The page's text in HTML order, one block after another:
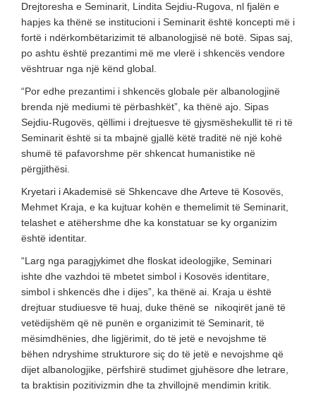
Drejtoresha e Seminarit, Lindita Sejdiu-Rugova, nl fjalën e
hapjes ka thënë se institucioni i Seminarit është koncepti më i
fortë i ndërkombëtarizimit të albanologjisë në botë. Sipas saj,
po ashtu është prezantimi më me vlerë i shkencës vendore
vështruar nga një kënd global.
“Por edhe prezantimi i shkencës globale për albanologjinë
brenda një mediumi të përbashkët”, ka thënë ajo. Sipas
Sejdiu-Rugovës, qëllimi i drejtuesve të gjysmëshekullit të ri të
Seminarit është si ta mbajnë gjallë këtë traditë në një kohë
shumë të pafavorshme për shkencat humanistike në
përgjithësi.
Kryetari i Akademisë së Shkencave dhe Arteve të Kosovës,
Mehmet Kraja, e ka kujtuar kohën e themelimit të Seminarit,
telashet e atëhershme dhe ka konstatuar se ky organizim
është identitar.
“Larg nga paragjykimet dhe floskat ideologjike, Seminari
ishte dhe vazhdoi të mbetet simbol i Kosovës identitare,
simbol i shkencës dhe i dijes”, ka thënë ai. Kraja u është
drejtuar studiuesve të huaj, duke thënë se nikoqirët janë të
vetëdijshëm që në punën e organizimit të Seminarit, të
mësimdhënies, dhe ligjërimit, do të jetë e nevojshme të
bëhen ndryshime strukturore siç do të jetë e nevojshme që
dijet albanologjike, përfshirë studimet gjuhësore dhe letrare,
ta braktisin pozitivizmin dhe ta zhvillojnë mendimin kritik.